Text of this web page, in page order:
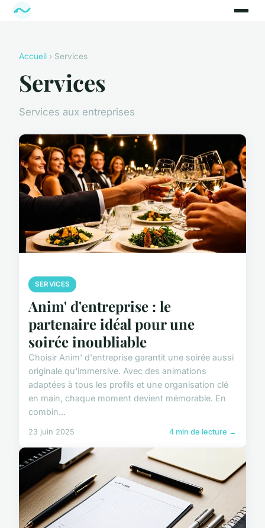
Accueil › Services
Services
Services aux entreprises
SERVICES
Anim' d'entreprise : le
partenaire idéal pour une
soirée inoubliable
Choisir Anim' d'entreprise garantit une soirée aussi
originale qu'immersive. Avec des animations
adaptées à tous les profils et une organisation clé
en main, chaque moment devient mémorable. En
combin...
23 juin 2025 4 min de lecture →